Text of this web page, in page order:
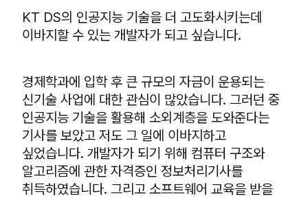
KT DS의 인공지능 기술을 더 고도화시키는데
이바지할 수 있는 개발자가 되고 싶습니다.
경제학과에 입학 후 큰 규모의 자금이 운용되는
신기술 사업에 대한 관심이 많았습니다. 그러던 중
인공지능 기술을 활용해 소외계층을 도와준다는
기사를 보았고 저도 그 일에 이바지하고
싶었습니다. 개발자가 되기 위해 컴퓨터 구조와
알고리즘에 관한 자격증인 정보처리기사를
취득하였습니다. 그리고 소프트웨어 교육을 받을